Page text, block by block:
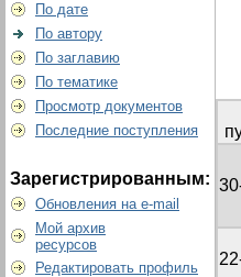
По дате
По автору
По заглавию
По тематике
Просмотр документов
Последние поступления
Зарегистрированным:
Обновления на e-mail
Мой архив
ресурсов
Редактировать профиль